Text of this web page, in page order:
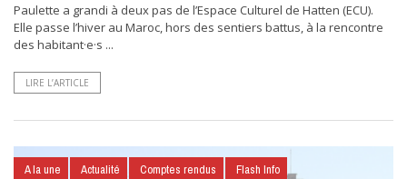
Paulette a grandi à deux pas de l’Espace Culturel de Hatten (ECU).
Elle passe l’hiver au Maroc, hors des sentiers battus, à la rencontre
des habitant·e·s ...
LIRE L’ARTICLE
A la une Actualité Comptes rendus Flash Info